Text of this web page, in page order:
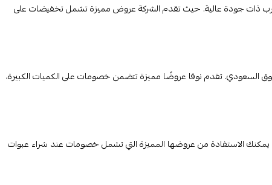
شرب ذات جودة عالية. حيث تقدم الشركة عروض مميزة تشمل تخفيضات على
السعودي. تقدم نوفا عروضًا مميزة تتضمن خصومات على الكميات الكبيرة،
يمكنك الاستفادة من عروضها المميزة التي تشمل خصومات عند شراء عبوات